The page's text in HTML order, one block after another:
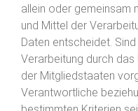
allein oder gemeinsam
und Mittel der
Daten entscheidet.
Verarbeitung durch
der Mitgliedstaaten
Verantwortliche